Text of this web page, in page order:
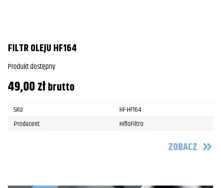
FILTR OLEJU HF164
Produkt dostępny
49,00złbrutto
SKU:
HF-HF164
Producent:
HifloFiltro
ZOBACZ